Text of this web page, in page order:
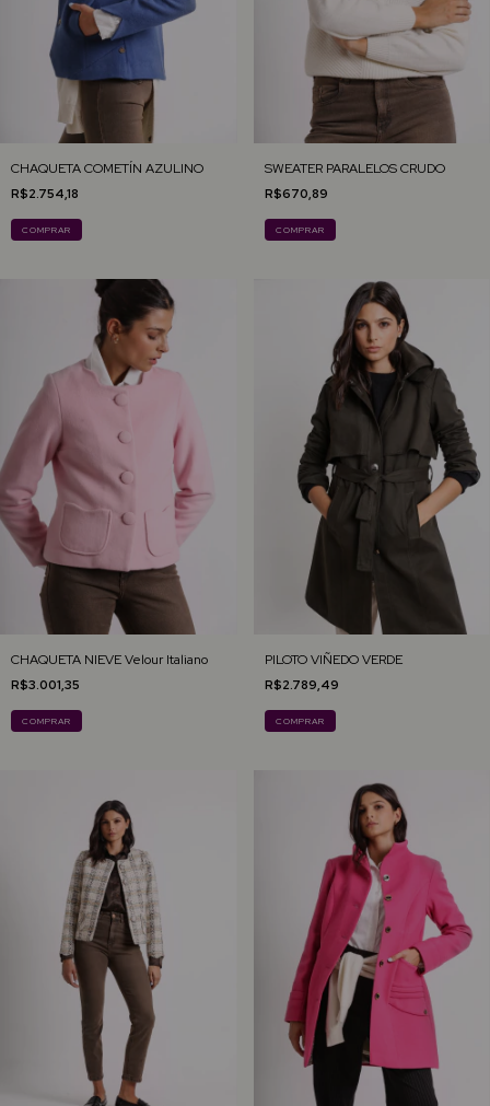
CHAQUETA COMETÍN AZULINO
R$2.754,18
COMPRAR
SWEATER PARALELOS CRUDO
R$670,89
COMPRAR
CHAQUETA NIEVE Velour Italiano
R$3.001,35
COMPRAR
PILOTO VIÑEDO VERDE
R$2.789,49
COMPRAR